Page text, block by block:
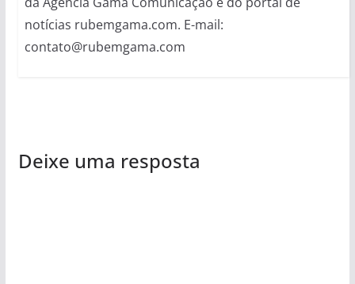
notícias rubemgama.com. E-mail:
contato@rubemgama.com
Deixe uma resposta